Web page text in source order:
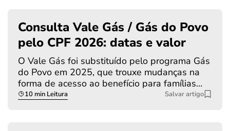
Consulta Vale Gás / Gás do Povo
pelo CPF 2026: datas e valor
O Vale Gás foi substituído pelo programa Gás
do Povo em 2025, que trouxe mudanças na
forma de acesso ao benefício para famílias…
10 min Leitura Salvar artigo